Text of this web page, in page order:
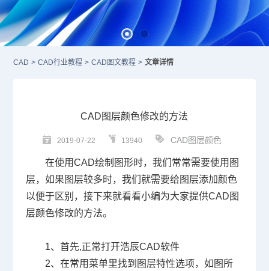
CAD > CAD行业教程 > CAD图文教程 > 文章详情
CAD图层颜色修改的方法
2019-07-22 13940 CAD图层颜色
在使用CAD绘制图形时，我们常常需要使用图
层，如果图层较多时，我们就需要给图层添加颜色
以便于区别，接下来就看看小编为大家提供CAD 图
层颜色修改的方法。
1、首先,正常打开浩辰CAD软件
2、在常用菜单里找到图层特性选项，如图所